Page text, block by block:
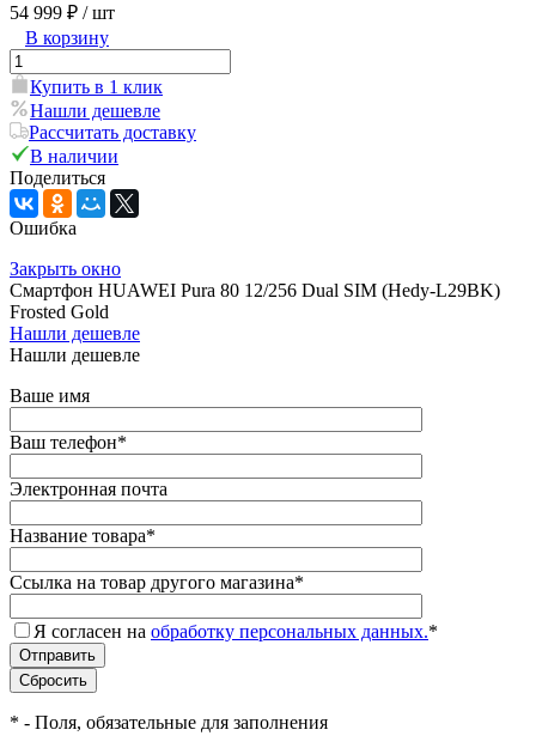
54 999 ₽ / шт
В корзину
Купить в 1 клик
Нашли дешевле
Рассчитать доставку
В наличии
Поделиться
Ошибка
Закрыть окно
Смартфон HUAWEI Pura 80 12/256 Dual SIM (Hedy-L29BK)
Frosted Gold
Нашли дешевле
Нашли дешевле
Ваше имя
Ваш телефон*
Электронная почта
Название товара*
Ссылка на товар другого магазина*
Я согласен на обработку персональных данных.*
* - Поля, обязательные для заполнения